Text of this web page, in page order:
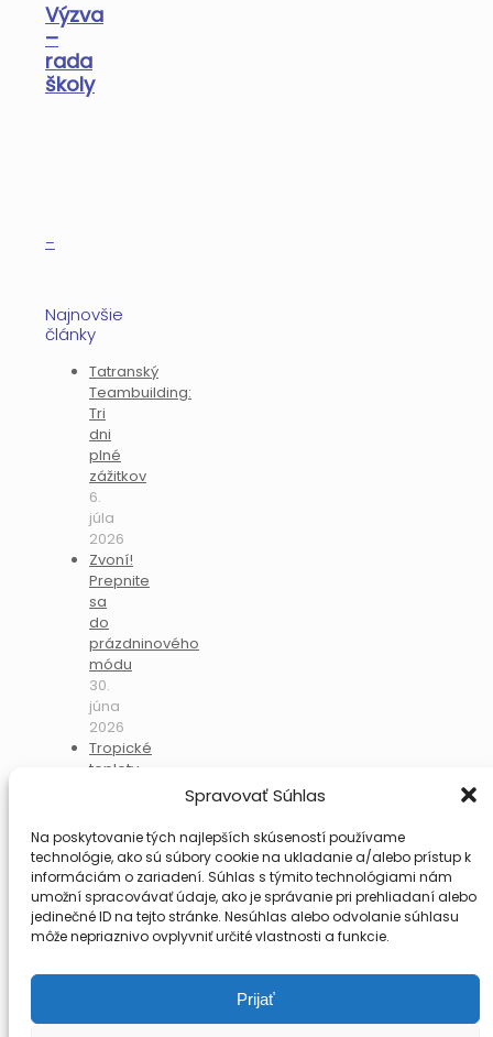
Spravovať Súhlas
Na poskytovanie tých najlepších skúseností používame
technológie, ako sú súbory cookie na ukladanie a/alebo prístup k
informáciám o zariadení. Súhlas s týmito technológiami nám
umožní spracovávať údaje, ako je správanie pri prehliadaní alebo
jedinečné ID na tejto stránke. Nesúhlas alebo odvolanie súhlasu
môže nepriaznivo ovplyvniť určité vlastnosti a funkcie.
Prijať
Výzva
–
rada
školy
–
Najnovšie
články
Tatranský
Teambuilding:
Tri
dni
plné
zážitkov
6.
júla
2026
Zvoní!
Prepnite
sa
do
prázdninového
módu
30.
júna
2026
Tropické
teploty
Športový
deň
vystriedal
nadupaný
„Deň
pohody“
júna